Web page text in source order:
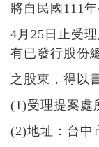
將自民國111
4月25日止受
有已發行股份
之股東，得以
(1)受理提案處
(2)地址：台中